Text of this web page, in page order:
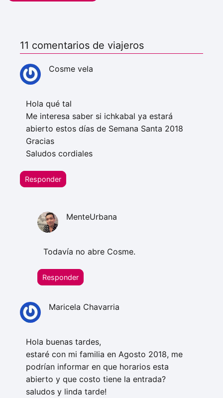
11 comentarios de viajeros
Cosme vela
Hola qué tal
Me interesa saber si ichkabal ya estará
abierto estos días de Semana Santa 2018
Gracias
Saludos cordiales
Responder
MenteUrbana
Todavía no abre Cosme.
Responder
Maricela Chavarria
Hola buenas tardes,
estaré con mi familia en Agosto 2018, me
podrían informar en que horarios esta
abierto y que costo tiene la entrada?
saludos y linda tarde!